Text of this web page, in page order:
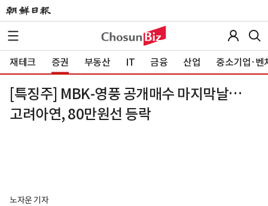
재테크 증권 부동산 IT 금융 산업 중소기업·벤
[특징주] MBK-영풍 공개매수 마지막날…
고려아연, 80만원선 등락
노자운 기자